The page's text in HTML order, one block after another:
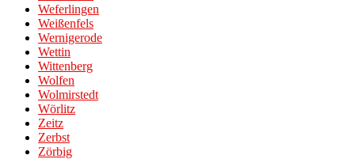
Weferlingen
Weißenfels
Wernigerode
Wettin
Wittenberg
Wolfen
Wolmirstedt
Wörlitz
Zeitz
Zerbst
Zörbig